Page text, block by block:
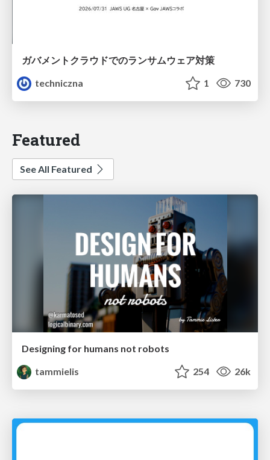
ガバメントクラウドでのランサムウェア対策
techniczna
1 730
Featured
See All Featured
Designing for humans not robots
tammielis
254 26k